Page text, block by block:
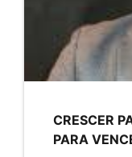
CRESCER
PARA